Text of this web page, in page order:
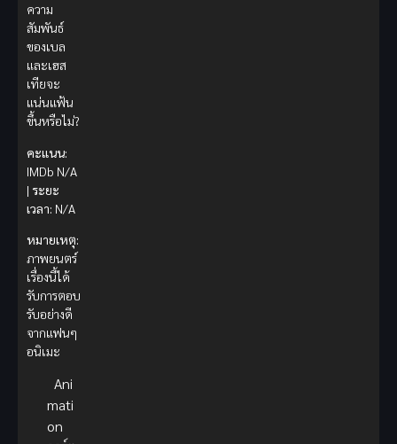
ความ
สัมพันธ์
ของเบล
และเฮส
เทียจะ
แน่นแฟ้น
ขึ้นหรือไม่?
คะแนน:
IMDb N/A
| ระยะ
เวลา: N/A
หมายเหตุ:
ภาพยนตร์
เรื่องนี้ได้
รับการตอบ
รับอย่างดี
จากแฟนๆ
อนิเมะ
Ani
mati
on